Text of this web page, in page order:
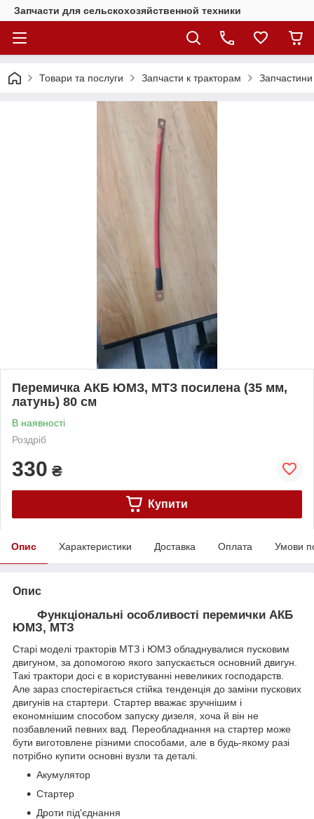
Запчасти для сельскохозяйственной техники
Товари та послуги Запчасти к тракторам
Перемичка АКБ ЮМЗ, МТЗ посилена (35 мм,
латунь) 80 см
В наявності
Роздріб
330 ₴
Купити
Опис Характеристики Доставка Оплата Умови
Опис
Функціональні особливості перемички АКБ
ЮМЗ, МТЗ
Старі моделі тракторів МТЗ і ЮМЗ обладнувалися пусковим
двигуном, за допомогою якого запускається основний двигун.
Такі трактори досі є в користуванні невеликих господарств.
Але зараз спостерігається стійка тенденція до заміни пускових
двигунів на стартери. Стартер вважає зручнішим і
економнішим способом запуску дизеля, хоча й він не
позбавлений певних вад. Переобладнання на стартер може
бути виготовлене різними способами, але в будь-якому разі
потрібно купити основні вузли та деталі.
Акумулятор
Стартер
Дроти під'єднання